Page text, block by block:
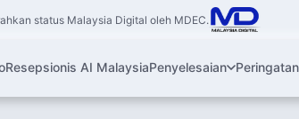
status Malaysia Digital oleh MDEC.
Resepsionis AI MalaysiaPenyelesaian Peringatan